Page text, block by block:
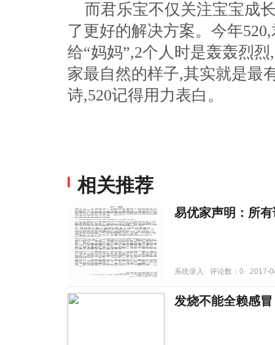
而君乐宝不仅关注宝宝成
了更好的解决方案。今年
给“妈妈”,2个人时是轰轰烈
家最自然的样子,其实就是最
诗,520记得用力表白。
相关推荐
易优家声明：所
系统录入 评论数：0 2017-
发烧不能全赖感